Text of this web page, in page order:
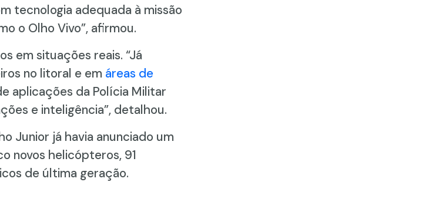
tecnologia adequada à missão
o Olho Vivo”, afirmou.
em situações reais. “Já
no litoral e em áreas de
aplicações da Polícia Militar
e inteligência”, detalhou.
Junior já havia anunciado um
novos helicópteros, 91
de última geração.